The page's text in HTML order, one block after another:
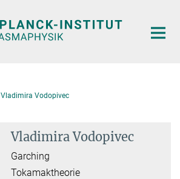
Vladimira Vodopivec
Vladimira Vodopivec
Garching
Tokamaktheorie